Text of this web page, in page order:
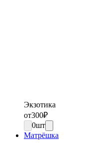
Экзотика
от300₽
0шт
Матрёшка